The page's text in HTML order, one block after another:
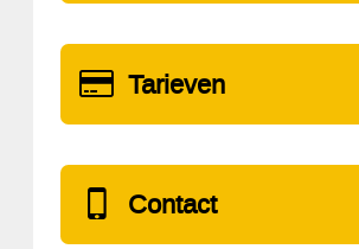
Tarieven
Contact